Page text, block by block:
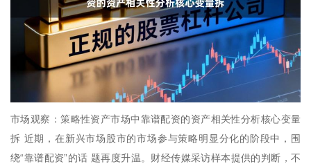
市场观察：策略性资产市场中靠谱配资的资产相关性分析核心变量
拆 近期，在新兴市场股市的市场参与策略明显分化的阶段中，围
绕“靠谱配资”的话 题再度升温。财经传媒采访样本提供的判断，不